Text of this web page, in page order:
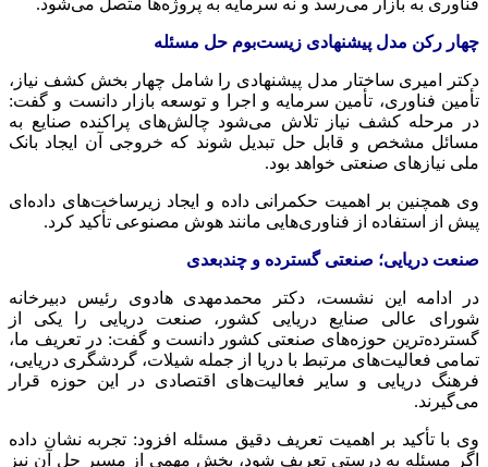
چهار رکن مدل پیشنهادی زیست‌بوم حل مسئله
دکتر امیری ساختار مدل پیشنهادی را شامل چهار بخش کشف نیاز،
تأمین فناوری، تأمین سرمایه و اجرا و توسعه بازار دانست و گفت:
در مرحله کشف نیاز تلاش می‌شود چالش‌های پراکنده صنایع به
مسائل مشخص و قابل حل تبدیل شوند که خروجی آن ایجاد بانک
ملی نیازهای صنعتی خواهد بود.
وی همچنین بر اهمیت حکمرانی داده و ایجاد زیرساخت‌های داده‌ای
پیش از استفاده از فناوری‌هایی مانند هوش مصنوعی تأکید کرد.
صنعت دریایی؛ صنعتی گسترده و چندبعدی
در ادامه این نشست، دکتر محمدمهدی هادوی رئیس دبیرخانه
شورای عالی صنایع دریایی کشور، صنعت دریایی را یکی از
گسترده‌ترین حوزه‌های صنعتی کشور دانست و گفت: در تعریف ما،
تمامی فعالیت‌های مرتبط با دریا از جمله شیلات، گردشگری دریایی،
فرهنگ دریایی و سایر فعالیت‌های اقتصادی در این حوزه قرار
می‌گیرند.
وی با تأکید بر اهمیت تعریف دقیق مسئله افزود: تجربه نشان داده
اگر مسئله به درستی تعریف شود، بخش مهمی از مسیر حل آن نیز